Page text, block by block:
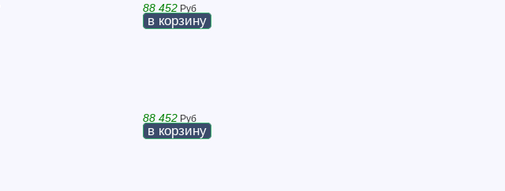
88 452 Руб
в корзину
88 452 Руб
в корзину